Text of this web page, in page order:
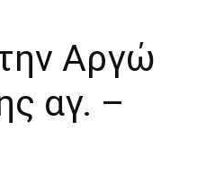
Αργώ
αγ. –